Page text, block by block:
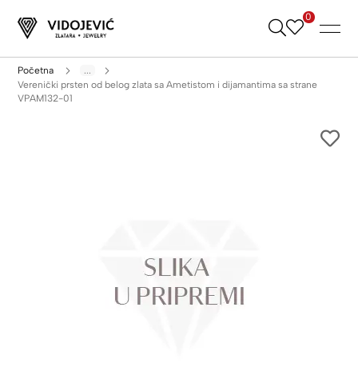
Skip
0
Početna
...
Verenički prsten od belog zlata sa Ametistom i dijamantima sa strane
VPAM132-01